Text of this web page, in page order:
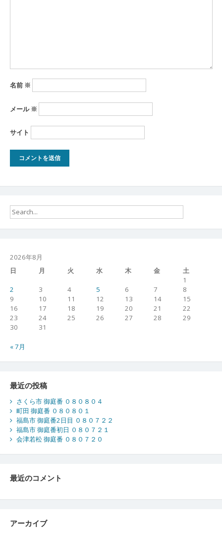
名前 ※
メール ※
サイト
2026年8月
日
月 火 水 木 金
土
1
2
3 4 5 6 7
8
9
10 11 12 13 14
15
16
17 18 19 20 21
22
23
24 25 26 27 28
29
30
31
« 7月
最近の投稿
さくら市 御庭番 ０８０８０４
町田 御庭番 ０８０８０１
福島市 御庭番2日目 ０８０７２２
福島市 御庭番初日 ０８０７２１
会津若松 御庭番 ０８０７２０
最近のコメント
アーカイブ